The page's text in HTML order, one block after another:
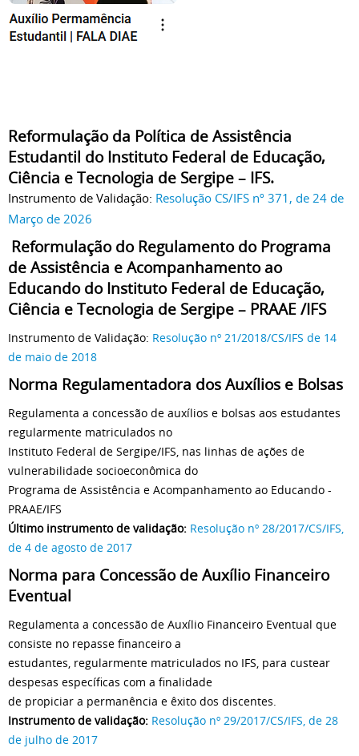
Reformulação da Política de Assistência
Estudantil do Instituto Federal de Educação,
Ciência e Tecnologia de Sergipe – IFS.
Instrumento de Validação: Resolução CS/IFS nº 371, de 24 de
Março de 2026
Reformulação do Regulamento do Programa
de Assistência e Acompanhamento ao
Educando do Instituto Federal de Educação,
Ciência e Tecnologia de Sergipe – PRAAE /IFS
Instrumento de Validação: Resolução nº 21/2018/CS/IFS de 14
de maio de 2018
Norma Regulamentadora dos Auxílios e Bolsas
Regulamenta a concessão de auxílios e bolsas aos estudantes
regularmente matriculados no
Instituto Federal de Sergipe/IFS, nas linhas de ações de
vulnerabilidade socioeconômica do
Programa de Assistência e Acompanhamento ao Educando -
PRAAE/IFS
Último instrumento de validação: Resolução nº 28/2017/CS/IFS,
de 4 de agosto de 2017
Norma para Concessão de Auxílio Financeiro
Eventual
Regulamenta a concessão de Auxílio Financeiro Eventual que
consiste no repasse financeiro a
estudantes, regularmente matriculados no IFS, para custear
despesas específicas com a finalidade
de propiciar a permanência e êxito dos discentes.
Instrumento de validação: Resolução nº 29/2017/CS/IFS, de 28
de julho de 2017